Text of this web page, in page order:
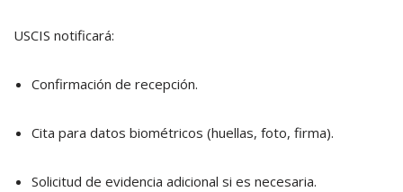
USCIS notificará:
Confirmación de recepción.
Cita para datos biométricos (huellas, foto, firma).
Solicitud de evidencia adicional si es necesaria.